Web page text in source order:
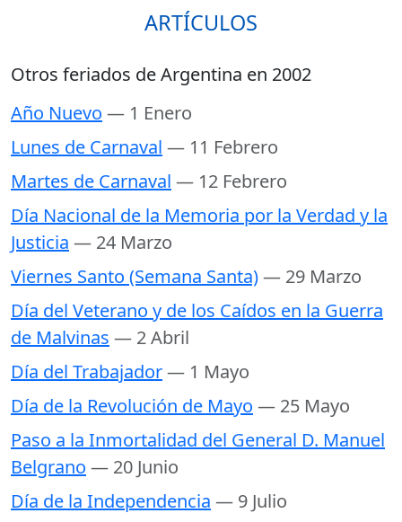
ARTÍCULOS
Otros feriados de Argentina en 2002
Año Nuevo — 1 Enero
Lunes de Carnaval — 11 Febrero
Martes de Carnaval — 12 Febrero
Día Nacional de la Memoria por la Verdad y la
Justicia — 24 Marzo
Viernes Santo (Semana Santa)— 29 Marzo
Día del Veterano y de los Caídos en la Guerra
de Malvinas — 2 Abril
Día del Trabajador— 1 Mayo
Día de la Revolución de Mayo — 25 Mayo
Paso a la Inmortalidad del General D. Manuel
Belgrano — 20 Junio
Día de la Independencia — 9 Julio